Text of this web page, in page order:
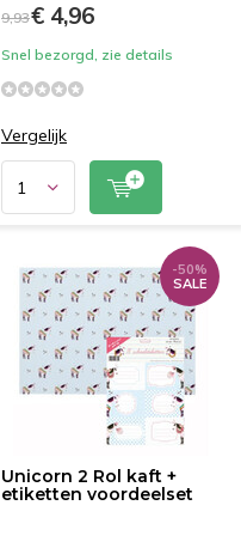
9,93€ 4,96
Snel bezorgd, zie details
Vergelijk
Unicorn 2 Rol kaft +
etiketten voordeelset
-50%
SALE